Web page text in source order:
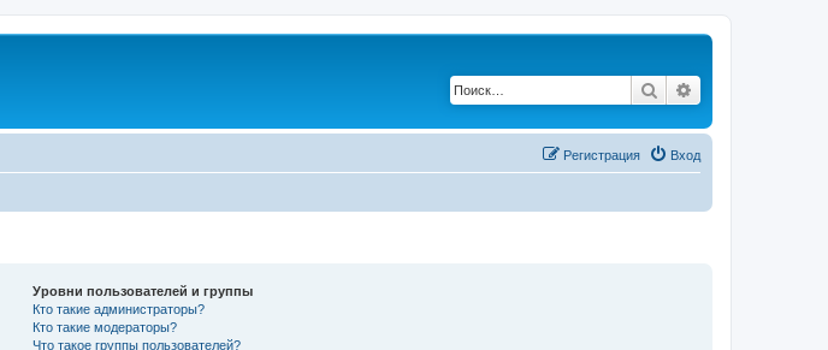
Поиск
Вход
Регистрация
Уровни пользователей и группы
Кто такие администраторы?
Кто такие модераторы?
Что такое группы пользователей?